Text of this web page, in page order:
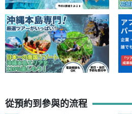
從預約到參與的流程